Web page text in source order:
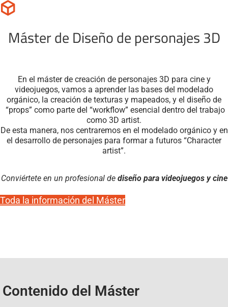
Máster de Diseño de personajes 3D
En el máster de creación de personajes 3D para cine y
videojuegos, vamos a aprender las bases del modelado
orgánico, la creación de texturas y mapeados, y el diseño de
“props” como parte del “workflow” esencial dentro del trabajo
como 3D artist.
De esta manera, nos centraremos en el modelado orgánico y en
el desarrollo de personajes para formar a futuros “Character
artist”.
Conviértete en un profesional de diseño para videojuegos y cine
Toda la información del Máster
Contenido del Máster